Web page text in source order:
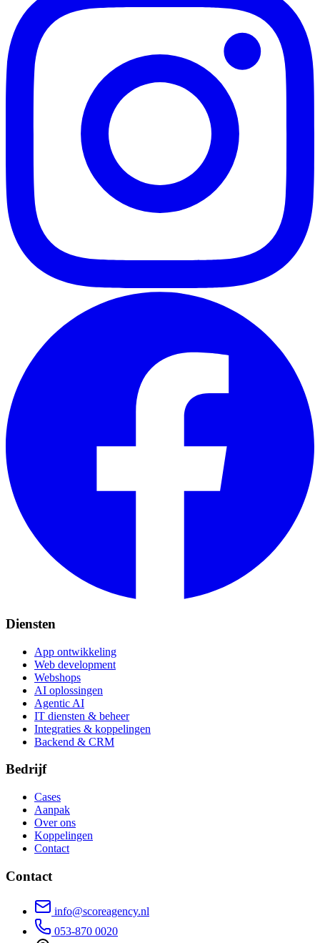
Diensten
App ontwikkeling
Web development
Webshops
AI oplossingen
Agentic AI
IT diensten & beheer
Integraties & koppelingen
Backend & CRM
Bedrijf
Cases
Aanpak
Over ons
Koppelingen
Contact
Contact
info@scoreagency.nl
053-870 0020